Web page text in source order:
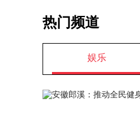
热门频道
娱乐